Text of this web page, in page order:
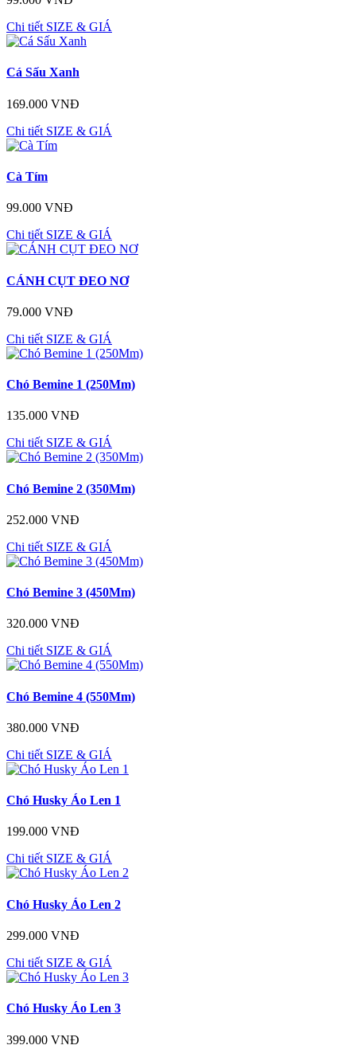
Chi tiết SIZE & GIÁ
Cá Sấu Xanh
169.000 VNĐ
Chi tiết SIZE & GIÁ
Cà Tím
99.000 VNĐ
Chi tiết SIZE & GIÁ
CÁNH CỤT ĐEO NƠ
79.000 VNĐ
Chi tiết SIZE & GIÁ
Chó Bemine 1 (250Mm)
135.000 VNĐ
Chi tiết SIZE & GIÁ
Chó Bemine 2 (350Mm)
252.000 VNĐ
Chi tiết SIZE & GIÁ
Chó Bemine 3 (450Mm)
320.000 VNĐ
Chi tiết SIZE & GIÁ
Chó Bemine 4 (550Mm)
380.000 VNĐ
Chi tiết SIZE & GIÁ
Chó Husky Áo Len 1
199.000 VNĐ
Chi tiết SIZE & GIÁ
Chó Husky Áo Len 2
299.000 VNĐ
Chi tiết SIZE & GIÁ
Chó Husky Áo Len 3
399.000 VNĐ